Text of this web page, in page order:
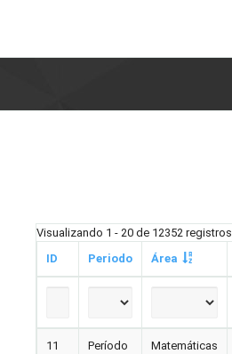
Visualizando 1 - 20 de 12352 registros
ID
Periodo Área
11
Período
Matemáticas